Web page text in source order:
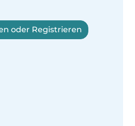
oder Registrieren